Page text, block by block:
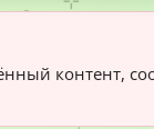
контент,